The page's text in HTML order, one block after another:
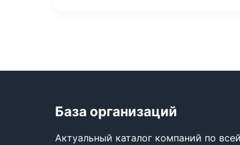
База организаций
Актуальный каталог компаний по